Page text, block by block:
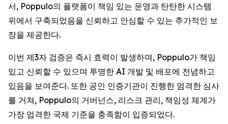
서, Poppulo의 플랫폼이 책임 있는 운영과 탄탄한 시스템
위에서 구축되었음을 신뢰하고 안심할 수 있는 추가적인 보
장을 제공한다.
이번 제3자 검증은 즉시 효력이 발생하며, Poppulo가 책임
있고 신뢰할 수 있으며 투명한 AI 개발 및 배포에 전념하고
있음을 보여준다. 또한 공인 인증기관이 진행한 엄격한 심사
를 거쳐, Poppulo의 거버넌스, 리스크 관리, 책임성 체계가
가장 엄격한 국제 기준을 충족함이 입증되었다.